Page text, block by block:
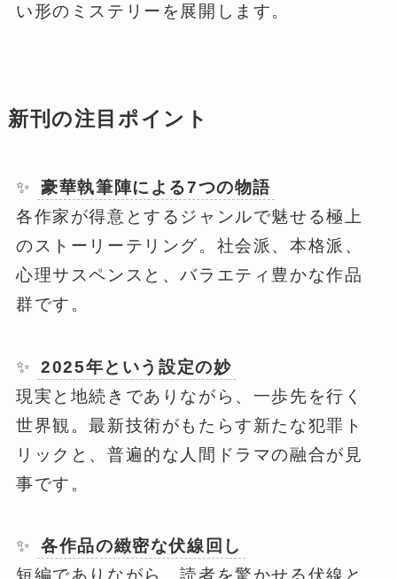
い形のミステリーを展開します。
新刊の注目ポイント
✨
豪華執筆陣による7つの物語
各作家が得意とするジャンルで魅せる極上
のストーリーテリング。社会派、本格派、
心理サスペンスと、バラエティ豊かな作品
群です。
✨
2025年という設定の妙
現実と地続きでありながら、一歩先を行く
世界観。最新技術がもたらす新たな犯罪ト
リックと、普遍的な人間ドラマの融合が見
事です。
✨
各作品の緻密な伏線回し